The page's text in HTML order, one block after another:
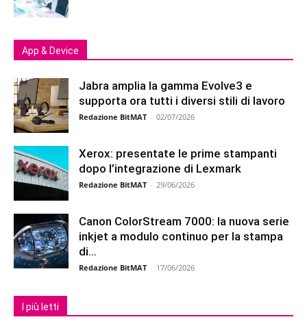
App & Device
Jabra amplia la gamma Evolve3 e
supporta ora tutti i diversi stili di lavoro
Redazione BitMAT - 02/07/2026
Xerox: presentate le prime stampanti
dopo l’integrazione di Lexmark
Redazione BitMAT - 29/06/2026
Canon ColorStream 7000: la nuova serie
inkjet a modulo continuo per la stampa
di...
Redazione BitMAT - 17/06/2026
I più letti